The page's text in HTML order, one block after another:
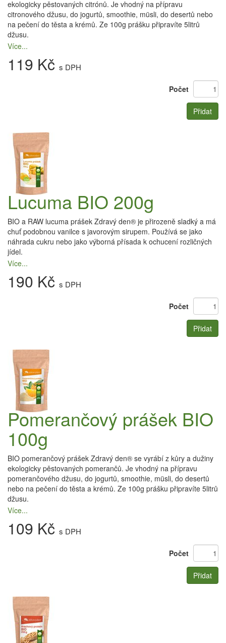
ekologicky pěstovaných citrónů. Je vhodný na přípravu
citronového džusu, do jogurtů, smoothie, müsli, do desertů nebo
na pečení do těsta a krémů. Ze 100g prášku připravíte 5litrů
džusu.
Více...
119 Kč s DPH
Počet
Přidat
Lucuma BIO 200g
BIO a RAW lucuma prášek Zdravý den® je přirozeně sladký a má
chuť podobnou vanilce s javorovým sirupem. Používá se jako
náhrada cukru nebo jako výborná přísada k ochucení rozličných
jídel.
Více...
190 Kč s DPH
Počet
Přidat
Pomerančový prášek BIO
100g
BIO pomerančový prášek Zdravý den® se vyrábí z kůry a dužiny
ekologicky pěstovaných pomerančů. Je vhodný na přípravu
pomerančového džusu, do jogurtů, smoothie, müsli, do desertů
nebo na pečení do těsta a krémů. Ze 100g prášku připravíte 5litrů
džusu.
Více...
109 Kč s DPH
Počet
Přidat